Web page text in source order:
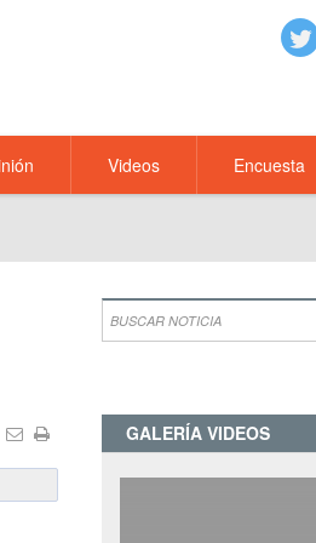
Videos Encuesta
GALERÍA VIDEOS